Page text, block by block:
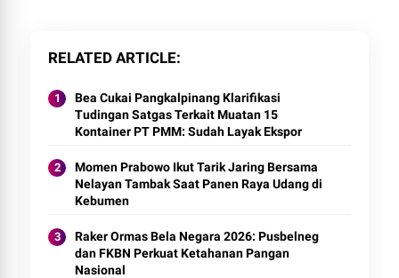
RELATED ARTICLE
Bea Cukai Pangkalpinang Klarifikasi
Tudingan Satgas Terkait Muatan 15
Kontainer PT PMM: Sudah Layak Ekspor
Momen Prabowo Ikut Tarik Jaring Bersama
Nelayan Tambak Saat Panen Raya Udang di
Kebumen
Raker Ormas Bela Negara 2026: Pusbelneg
dan FKBN Perkuat Ketahanan Pangan
Nasional